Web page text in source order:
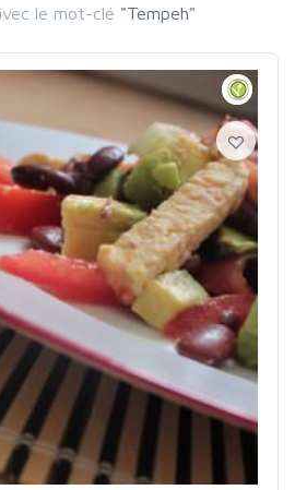
le mot-clé "Tempeh"